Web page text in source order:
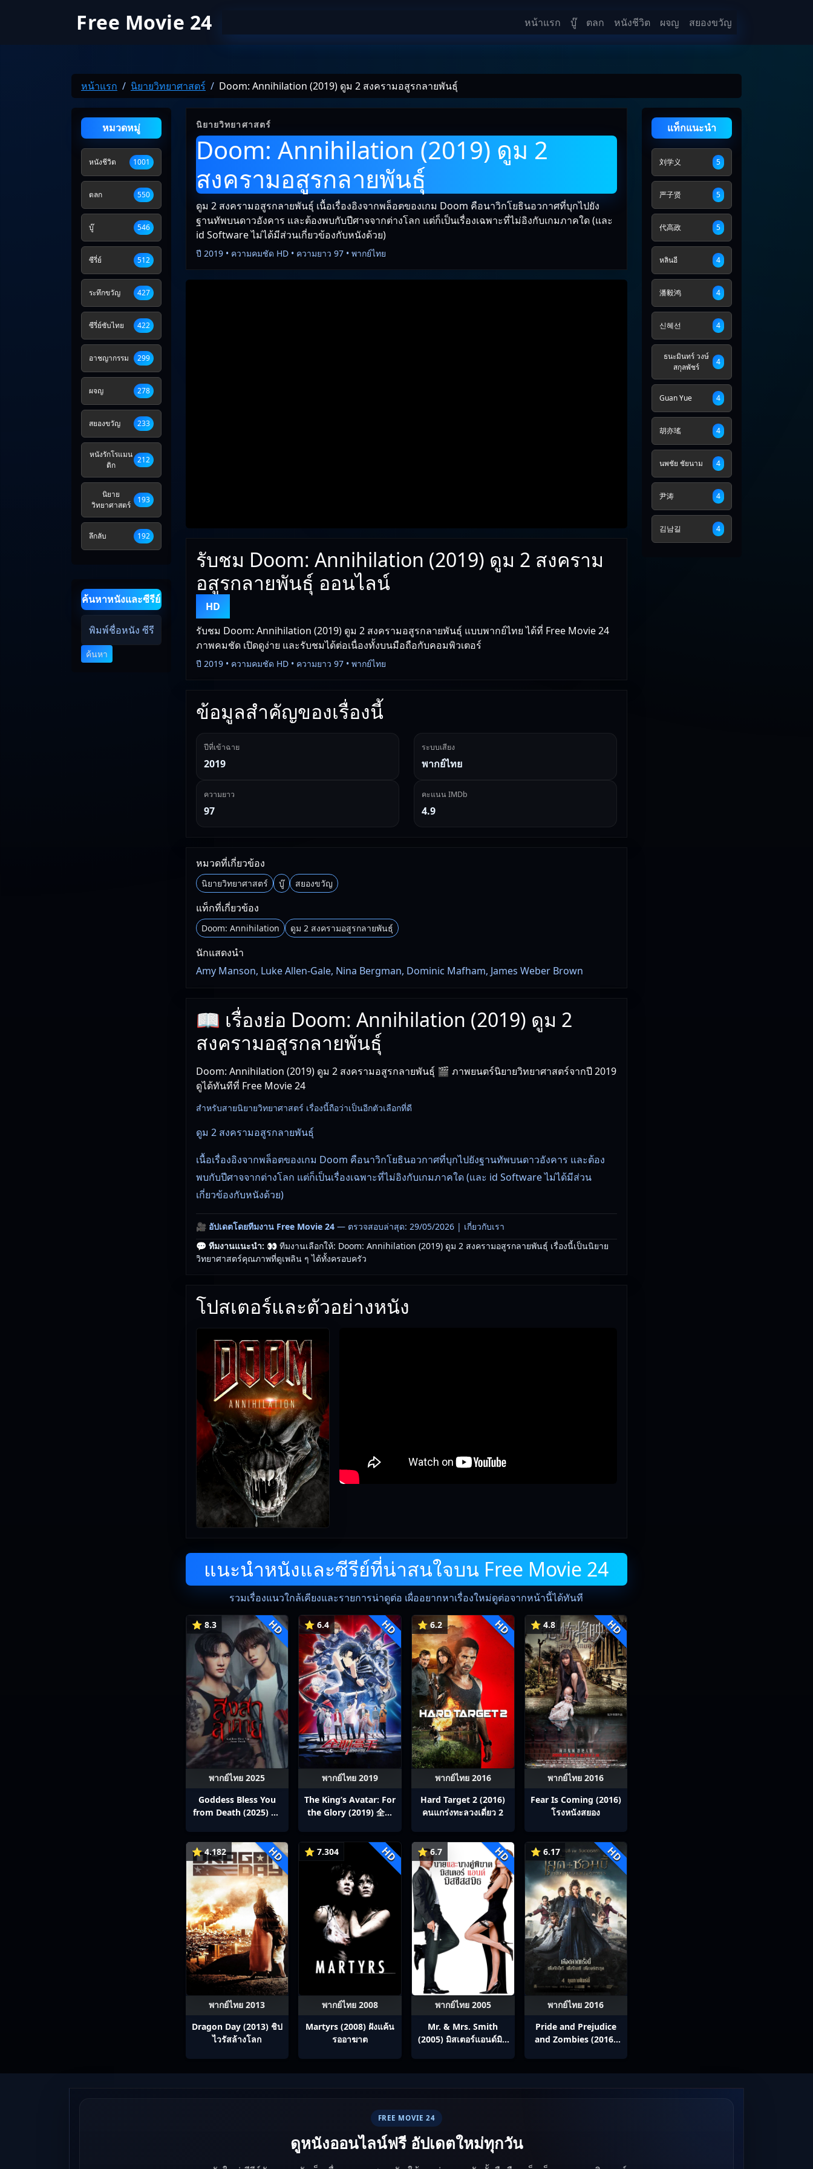
Free Movie 24 หน้าแรก บู๊ ตลก หนังชีวิต ผจญ สยองขวัญ
หน้าแรก นิยายวิทยาศาสตร์ Doom: Annihilation (2019) ดูม 2 สงครามอสูรกลายพันธุ์
หมวดหมู่
หนังชีวิต 1001
ตลก 550
บู๊ 546
ซีรี่ย์ 512
ระทึกขวัญ 427
ซีรี่ย์ซับไทย 422
อาชญากรรม 299
ผจญ 278
สยองขวัญ 233
หนังรักโรแมน
ติก
212
นิยาย
วิทยาศาสตร์
193
ลึกลับ 192
ค้นหาหนังและซีรีย์
ค้นหา
นิยายวิทยาศาสตร์
Doom: Annihilation (2019) ดูม 2
สงครามอสูรกลายพันธุ์
ดูม 2 สงครามอสูรกลายพันธุ์ เนื้อเรื่องอิงจากพล็อตของเกม Doom คือนาวิกโยธินอวกาศที่บุกไปยัง
ฐานทัพบนดาวอังคาร และต้องพบกับปีศาจจากต่างโลก แต่ก็เป็นเรื่องเฉพาะที่ไม่อิงกับเกมภาคใด (และ
id Software ไม่ได้มีส่วนเกี่ยวข้องกับหนังด้วย)
ปี 2019 • ความคมชัด HD • ความยาว 97 • พากย์ไทย
รับชม Doom: Annihilation (2019) ดูม 2 สงคราม
อสูรกลายพันธุ์ ออนไลน์
HD
รับชม Doom: Annihilation (2019) ดูม 2 สงครามอสูรกลายพันธุ์ แบบพากย์ไทย ได้ที่ Free Movie 24
ภาพคมชัด เปิดดูง่าย และรับชมได้ต่อเนื่องทั้งบนมือถือกับคอมพิวเตอร์
ปี 2019 • ความคมชัด HD • ความยาว 97 • พากย์ไทย
ข้อมูลสำคัญของเรื่องนี้
ปีที่เข้าฉาย
2019
ระบบเสียง
พากย์ไทย
ความยาว
97
คะแนน IMDb
4.9
หมวดที่เกี่ยวข้อง
นิยายวิทยาศาสตร์ บู๊ สยองขวัญ
แท็กที่เกี่ยวข้อง
Doom: Annihilation ดูม 2 สงครามอสูรกลายพันธุ์
นักแสดงนำ
Amy Manson, Luke Allen-Gale, Nina Bergman, Dominic Mafham, James Weber Brown
📖 เรื่องย่อ Doom: Annihilation (2019) ดูม 2
สงครามอสูรกลายพันธุ์
Doom: Annihilation (2019) ดูม 2 สงครามอสูรกลายพันธุ์ 🎬 ภาพยนตร์นิยายวิทยาศาสตร์จากปี 2019
ดูได้ทันทีที่ Free Movie 24
สำหรับสายนิยายวิทยาศาสตร์ เรื่องนี้ถือว่าเป็นอีกตัวเลือกที่ดี
ดูม 2 สงครามอสูรกลายพันธุ์
เนื้อเรื่องอิงจากพล็อตของเกม Doom คือนาวิกโยธินอวกาศที่บุกไปยังฐานทัพบนดาวอังคาร และต้อง
พบกับปีศาจจากต่างโลก แต่ก็เป็นเรื่องเฉพาะที่ไม่อิงกับเกมภาคใด (และ id Software ไม่ได้มีส่วน
เกี่ยวข้องกับหนังด้วย)
🎥 อัปเดตโดยทีมงาน Free Movie 24— ตรวจสอบล่าสุด: 29/05/2026 | เกี่ยวกับเรา
💬 ทีมงานแนะนำ: 👀 ทีมงานเลือกให้: Doom: Annihilation (2019) ดูม 2 สงครามอสูรกลายพันธุ์ เรื่องนี้เป็นนิยาย
วิทยาศาสตร์คุณภาพที่ดูเพลิน ๆ ได้ทั้งครอบครัว
โปสเตอร์และตัวอย่างหนัง
แนะนำหนังและซีรีย์ที่น่าสนใจบน Free Movie 24
รวมเรื่องแนวใกล้เคียงและรายการน่าดูต่อ เผื่ออยากหาเรื่องใหม่ดูต่อจากหน้านี้ได้ทันที
⭐ 8.3 HD
พากย์ไทย 2025
Goddess Bless You
from Death (2025) สิง
⭐ 6.4 HD
พากย์ไทย 2019
The King’s Avatar: For
the Glory (2019) 全职
⭐ 6.2 HD
พากย์ไทย 2016
Hard Target 2 (2016)
คนแกร่งทะลวงเดี่ยว 2
⭐ 4.8 HD
พากย์ไทย 2016
Fear Is Coming (2016)
โรงหนังสยอง
⭐ 4.182 HD
พากย์ไทย 2013
Dragon Day (2013) ชิป
ไวรัสล้างโลก
⭐ 7.304 HD
พากย์ไทย 2008
Martyrs (2008) ฝังแค้น
รออาฆาต
⭐ 6.7 HD
พากย์ไทย 2005
Mr. & Mrs. Smith
(2005) มิสเตอร์แอนด์มิส
⭐ 6.17 HD
พากย์ไทย 2016
Pride and Prejudice
and Zombies (2016)
แท็กแนะนำ
刘学义 5
严子贤 5
代高政 5
หลินอี 4
潘毅鸿 4
신혜선 4
ธนะมินทร์ วงษ์
สกุลพัชร์
4
Guan Yue 4
胡亦瑤 4
นพชัย ชัยนาม 4
尹涛 4
김남길 4
FREE MOVIE 24
ดูหนังออนไลน์ฟรี อัปเดตใหม่ทุกวัน